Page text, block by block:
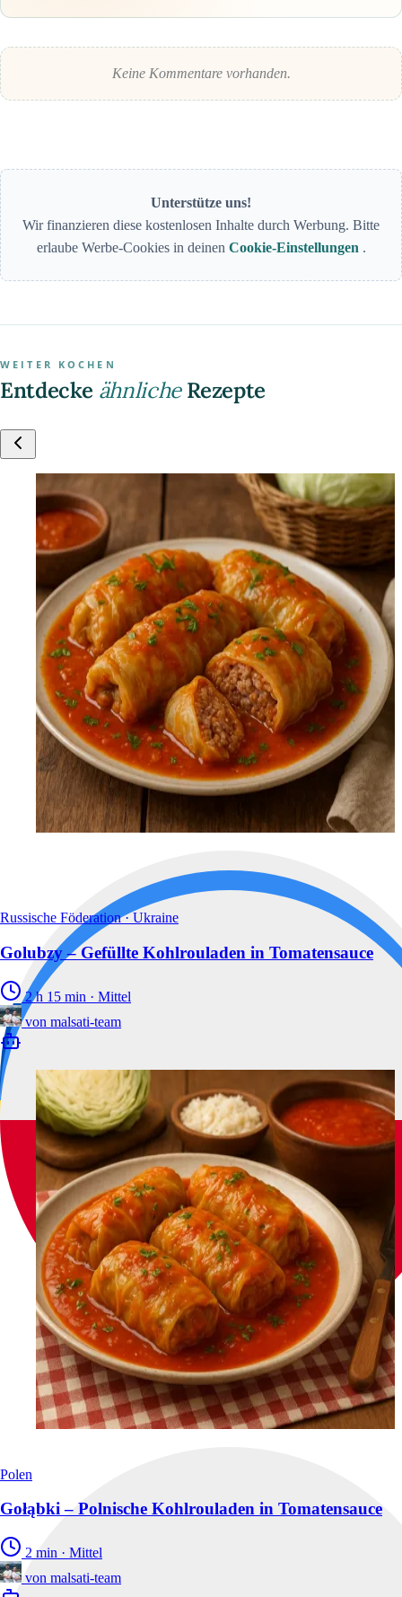
Keine Kommentare vorhanden.
Unterstütze uns!
Wir finanzieren diese kostenlosen Inhalte durch Werbung. Bitte
erlaube Werbe-Cookies in deinen Cookie-Einstellungen .
WEITER KOCHEN
Entdecke ähnlicheRezepte
Russische Föderation · Ukraine
Golubzy – Gefüllte Kohlrouladen in Tomatensauce
2 h 15 min · Mittel
von malsati-team
Polen
Gołąbki – Polnische Kohlrouladen in Tomatensauce
2 min · Mittel
von malsati-team